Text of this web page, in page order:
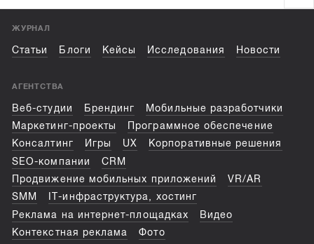
ЖУРНАЛ
Статьи Блоги Кейсы Исследования Новости
АГЕНТСТВА
Веб-студии Брендинг
Мобильные разработчики
Маркетинг-проекты
Программное обеспечение
Консалтинг
Игры UX
Корпоративные решения
SEO-компании
CRM
Продвижение мобильных приложений
VR/AR
SMM
IT-инфраструктура, хостинг
Реклама на интернет-площадках
Видео
Контекстная реклама
Фото